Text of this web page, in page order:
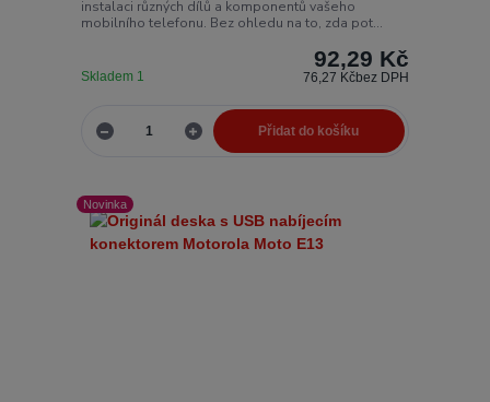
instalaci různých dílů a komponentů vašeho
mobilního telefonu. Bez ohledu na to, zda pot...
92,29 Kč
76,27 Kčbez DPH
Skladem 1
Přidat do košíku
Novinka